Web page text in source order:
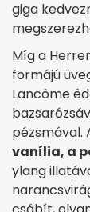
giga
Míg a
formájú
Lancôme
pézsmával.
vanília, a
ylang